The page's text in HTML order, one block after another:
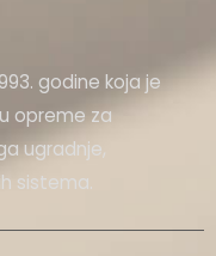
godine koja je
opreme za
ugradnje,
sistema.